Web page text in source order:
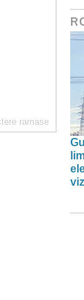
ramase